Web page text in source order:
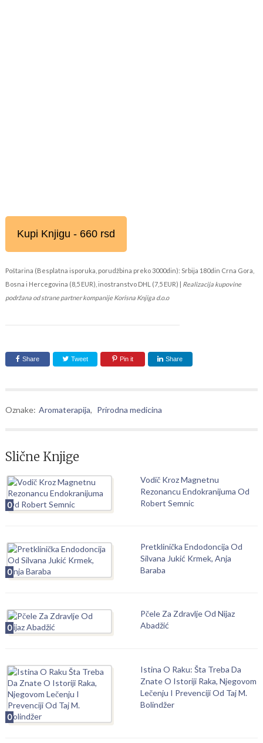
Kupi Knjigu - 660 rsd
Poštarina (Besplatna isporuka, porudžbina preko 3000din): Srbija 180din Crna Gora,
Bosna i Hercegovina (8,5 EUR), inostranstvo DHL (7,5 EUR) | Realizacija kupovine
podržana od strane partner kompanije Korisna Knjiga d.o.o
Share Tweet Pin it Share
Oznake: Aromaterapija, Prirodna medicina
Slične Knjige
0
Vodič Kroz Magnetnu
Rezonancu Endokranijuma Od
Robert Semnic
0
Pretklinička Endodoncija Od
Silvana Jukić Krmek, Anja
Baraba
0
Pčele Za Zdravlje Od Nijaz
Abadžić
0
Istina O Raku: Šta Treba Da
Znate O Istoriji Raka, Njegovom
Lečenju I Prevenciji Od Taj M.
Bolindžer